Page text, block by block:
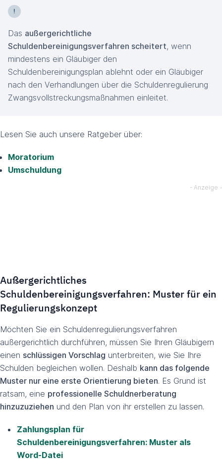
Das außergerichtliche
Schuldenbereinigungsverfahren scheitert, wenn
mindestens ein Gläubiger den
Schuldenbereinigungsplan ablehnt oder ein Gläubiger
nach den Verhandlungen über die Schuldenregulierung
Zwangsvollstreckungsmaßnahmen einleitet.
Lesen Sie auch unsere Ratgeber über:
Moratorium
Umschuldung
Außergerichtliches
Schuldenbereinigungsverfahren: Muster für ein
Regulierungskonzept
Möchten Sie ein Schuldenregulierungsverfahren
außergerichtlich durchführen, müssen Sie Ihren Gläubigern
einen schlüssigen Vorschlag unterbreiten, wie Sie Ihre
Schulden begleichen wollen. Deshalb kann das folgende
Muster nur eine erste Orientierung bieten. Es Grund ist
ratsam, eine professionelle Schuldnerberatung
hinzuzuziehen und den Plan von ihr erstellen zu lassen.
Zahlungsplan für
Schuldenbereinigungsverfahren: Muster als
Word-Datei